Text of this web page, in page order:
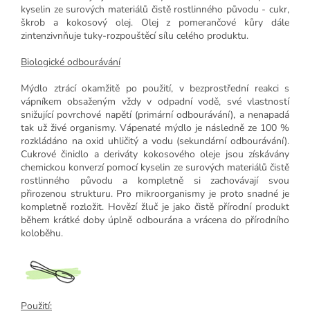
kyselin ze surových materiálů čistě rostlinného původu - cukr,
škrob a kokosový olej. Olej z pomerančové kůry dále
zintenzivnňuje tuky-rozpouštěcí sílu celého produktu.
Biologické odbourávání
Mýdlo ztrácí okamžitě po použití, v bezprostřední reakci s
vápníkem obsaženým vždy v odpadní vodě, své vlastností
snižující povrchové napětí (primární odbourávání), a nenapadá
tak už živé organismy. Vápenaté mýdlo je následně ze 100 %
rozkládáno na oxid uhličitý a vodu (sekundární odbourávání).
Cukrové činidlo a deriváty kokosového oleje jsou získávány
chemickou konverzí pomocí kyselin ze surových materiálů čistě
rostlinného původu a kompletně si zachovávají svou
přirozenou strukturu. Pro mikroorganismy je proto snadné je
kompletně rozložit. Hovězí žluč je jako čistě přírodní produkt
během krátké doby úplně odbourána a vrácena do přírodního
koloběhu.
Použití: